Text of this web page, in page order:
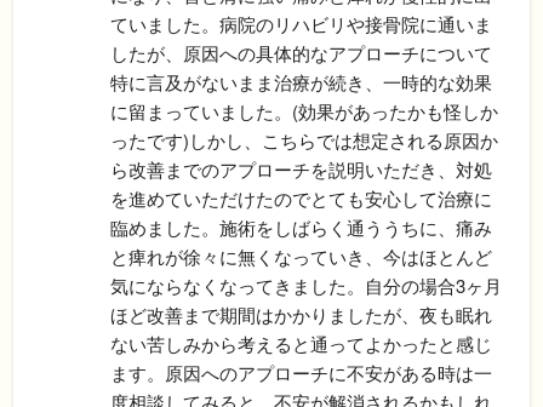
ていました。病院のリハビリや接骨院に通いま
したが、原因への具体的なアプローチについて
特に言及がないまま治療が続き、一時的な効果
に留まっていました。(効果があったかも怪しか
ったです)しかし、こちらでは想定される原因か
ら改善までのアプローチを説明いただき、対処
を進めていただけたのでとても安心して治療に
臨めました。施術をしばらく通ううちに、痛み
と痺れが徐々に無くなっていき、今はほとんど
気にならなくなってきました。自分の場合3ヶ月
ほど改善まで期間はかかりましたが、夜も眠れ
ない苦しみから考えると通ってよかったと感じ
ます。原因へのアプローチに不安がある時は一